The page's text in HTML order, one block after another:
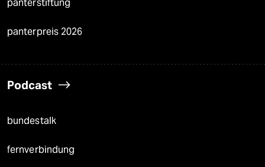
panterstiftung
panterpreis 2026
Podcast
bundestalk
fernverbindung